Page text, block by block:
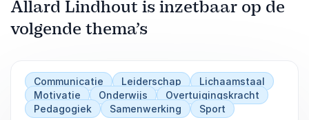
Allard Lindhout is inzetbaar op de
volgende thema’s
Communicatie Leiderschap
Lichaamstaal
Motivatie
Onderwijs
Overtuigingskracht
Pedagogiek
Samenwerking Sport